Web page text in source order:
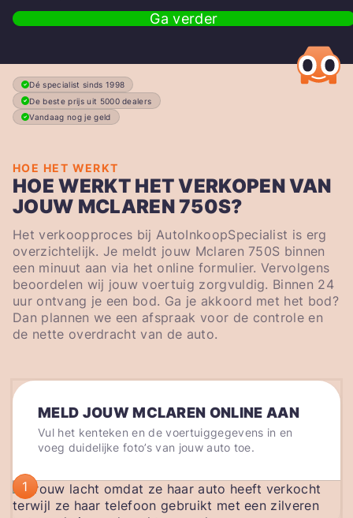
Ga verder
Dé specialist sinds 1998
De beste prijs uit 5000 dealers
Vandaag nog je geld
HOE HET WERKT
HOE WERKT HET VERKOPEN VAN
JOUW MCLAREN 750S?
Het verkoopproces bij AutoInkoopSpecialist is erg
overzichtelijk. Je meldt jouw Mclaren 750S binnen
een minuut aan via het online formulier. Vervolgens
beoordelen wij jouw voertuig zorgvuldig. Binnen 24
uur ontvang je een bod. Ga je akkoord met het bod?
Dan plannen we een afspraak voor de controle en
de nette overdracht van de auto.
MELD JOUW MCLAREN ONLINE AAN
Vul het kenteken en de voertuiggegevens in en
voeg duidelijke foto’s van jouw auto toe.
1